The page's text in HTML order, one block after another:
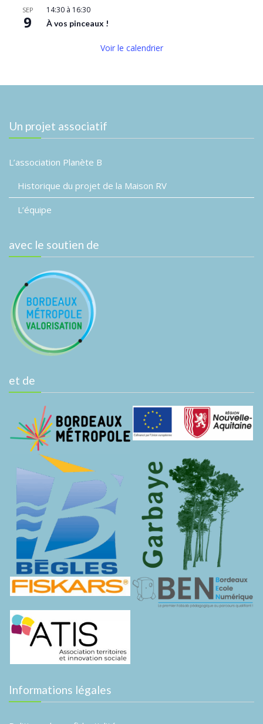
SEP
9
14:30 à 16:30
À vos pinceaux !
Voir le calendrier
Un projet associatif
L’association Planète B
Historique du projet de la Maison RV
L’équipe
avec le soutien de
et de
Informations légales